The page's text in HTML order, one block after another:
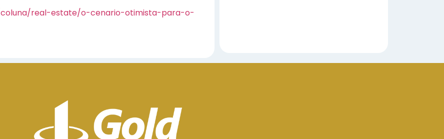
real-estate/o-cenario-otimista-para-o-